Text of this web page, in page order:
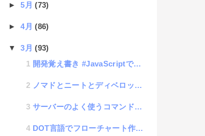
►5月(73)
►4月(86)
▼3月(93)
開発覚え書き #JavaScriptでPHPにAJAXでつなげた時にデータをダウンロードさせる方法
ノマドとニートとディベロッパーの関係性
サーバーのよく使うコマンドメモ| apt-get
DOT言語でフローチャート作成ツール「DotFlow」